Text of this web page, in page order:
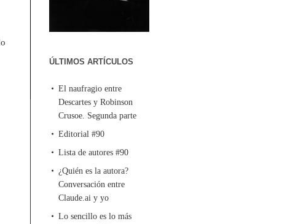
ÚLTIMOS ARTÍCULOS
El naufragio entre
Descartes y Robinson
Crusoe. Segunda parte
Editorial #90
Lista de autores #90
¿Quién es la autora?
Conversación entre
Claude.ai y yo
Lo sencillo es lo más